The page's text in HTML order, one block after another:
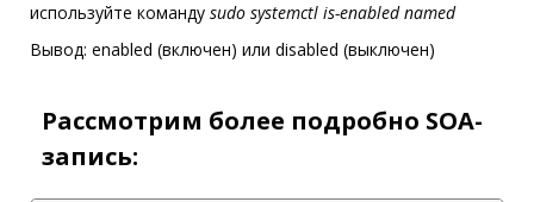
используйте команду sudo systemctl is-enabled named
Вывод: enabled (включен) или disabled (выключен)
Рассмотрим более подробно SOA-
запись: